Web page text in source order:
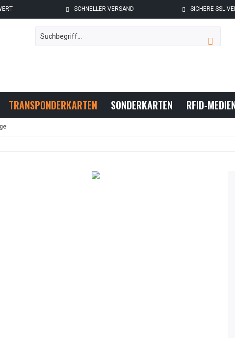
SCHNELLER VERSAND SICHERE SSL-
TRANSPONDERKARTEN SONDERKARTEN RFID-